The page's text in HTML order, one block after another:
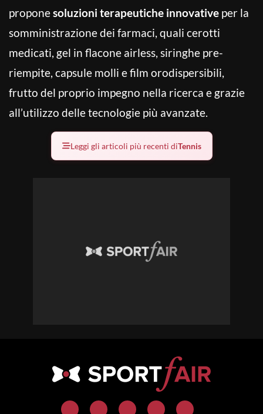
proponesoluzioni terapeutiche innovative per la
somministrazione dei farmaci, quali cerotti
medicati, gel in flacone airless, siringhe pre-
riempite, capsule molli e film orodispersibili,
frutto del proprio impegno nella ricerca e grazie
all’utilizzo delle tecnologie più avanzate.
Leggi gli articoli più recenti diTennis